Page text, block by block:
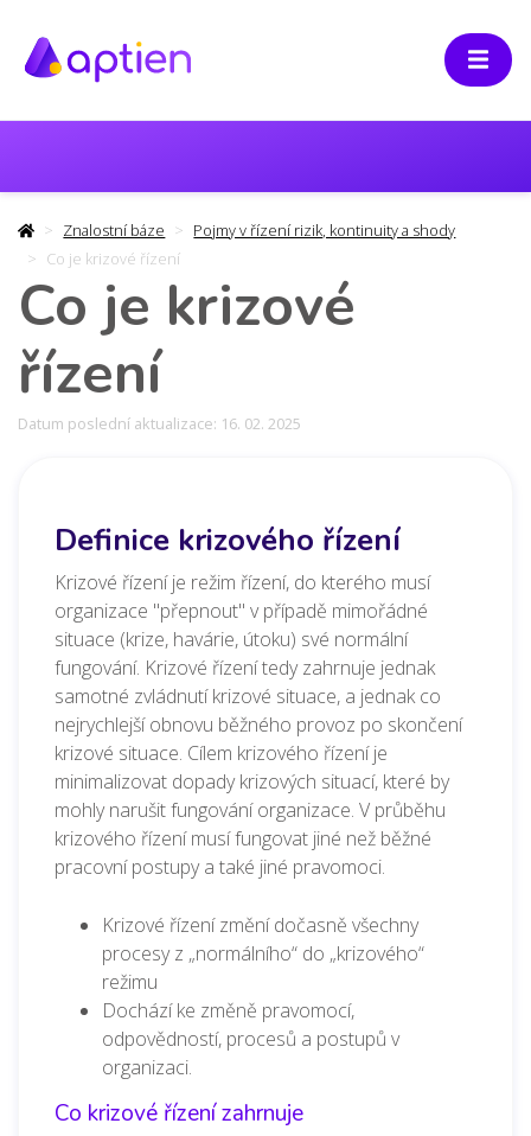
Znalostní báze
Pojmy v řízení rizik, kontinuity a shody
Co je krizové řízení
Co je krizové
řízení
Datum poslední aktualizace: 16. 02. 2025
Definice krizového řízení
Krizové řízení je režim řízení, do kterého musí
organizace "přepnout" v případě mimořádné
situace (krize, havárie, útoku) své normální
fungování. Krizové řízení tedy zahrnuje jednak
samotné zvládnutí krizové situace, a jednak co
nejrychlejší obnovu běžného provoz po skončení
krizové situace. Cílem krizového řízení je
minimalizovat dopady krizových situací, které by
mohly narušit fungování organizace. V průběhu
krizového řízení musí fungovat jiné než běžné
pracovní postupy a také jiné pravomoci.
Krizové řízení změní dočasně všechny
procesy z „normálního“ do „krizového“
režimu
Dochází ke změně pravomocí,
odpovědností, procesů a postupů v
organizaci.
Co krizové řízení zahrnuje